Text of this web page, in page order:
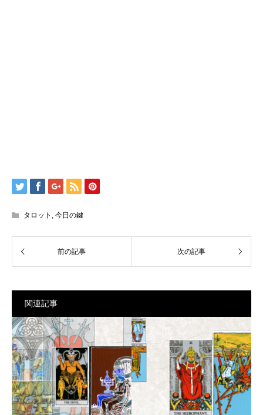
タロット 今日の鍵
関連記事